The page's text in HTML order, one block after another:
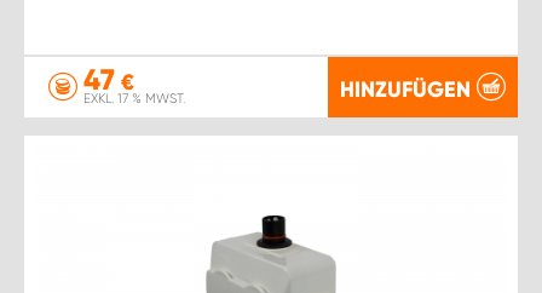
47 €
EXKL. 17 % MWST. HINZUFÜGEN